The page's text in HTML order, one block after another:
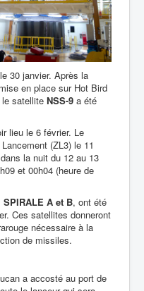
30 janvier. Après la
en place sur Hot Bird
satellite NSS-9 a été
lieu le 6 février. Le
(ZL3) le 11
la nuit du 12 au 13
et 00h04 (heure de
SPIRALE A et B, ont été
Ces satellites donneront
nécessaire à la
de missiles.
a accosté au port de